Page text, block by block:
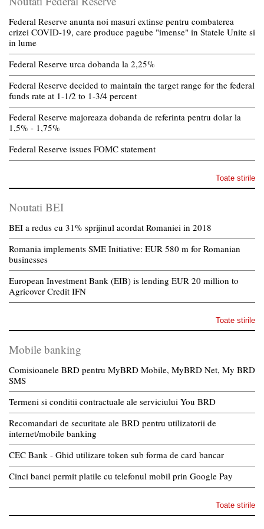
Federal Reserve anunta noi masuri extinse pentru combaterea
crizei COVID-19, care produce pagube "imense" in Statele Unite si
in lume
Federal Reserve urca dobanda la 2,25%
Federal Reserve decided to maintain the target range for the federal
funds rate at 1-1/2 to 1-3/4 percent
Federal Reserve majoreaza dobanda de referinta pentru dolar la
1,5% - 1,75%
Federal Reserve issues FOMC statement
Toate stirile
Noutati BEI
BEI a redus cu 31% sprijinul acordat Romaniei in 2018
Romania implements SME Initiative: EUR 580 m for Romanian
businesses
European Investment Bank (EIB) is lending EUR 20 million to
Agricover Credit IFN
Toate stirile
Mobile banking
Comisioanele BRD pentru MyBRD Mobile, MyBRD Net, My BRD
SMS
Termeni si conditii contractuale ale serviciului You BRD
Recomandari de securitate ale BRD pentru utilizatorii de
internet/mobile banking
CEC Bank - Ghid utilizare token sub forma de card bancar
Cinci banci permit platile cu telefonul mobil prin Google Pay
Toate stirile